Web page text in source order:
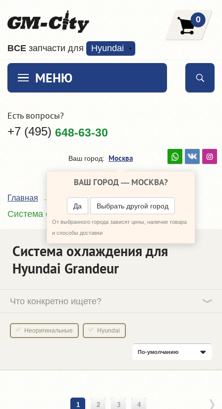
ВCE запчасти для Hyundai
0
МЕНЮ
Есть вопросы?
+7 (495) 648-63-30
Ваш город: Москва
ВАШ ГОРОД — МОСКВА?
Да Выбрать другой город
От выбранного города зависят цены, наличие товара
и способы доставки
Главная Каталог Hyundai Grandeur
Система охлаждения
Система охлаждения для
Hyundai Grandeur
Что конкретно ищете?
Неоригинальные Hyundai
По-умолчанию
1 2 3 4